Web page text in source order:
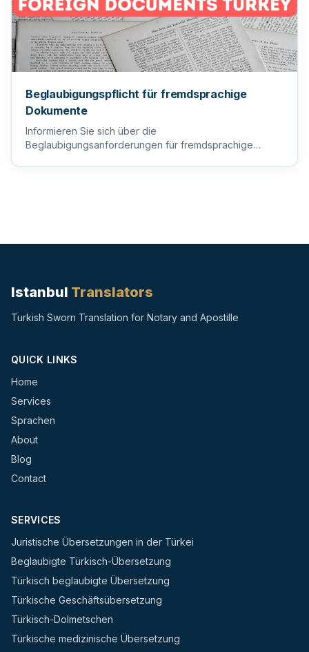
Beglaubigungspflicht für fremdsprachige
Dokumente
Informieren Sie sich über die
Beglaubigungsanforderungen für fremdsprachige
Istanbul Translators
Turkish Sworn Translation for Notary and Apostille
QUICK LINKS
Home
Services
Sprachen
About
Blog
Contact
SERVICES
Juristische Übersetzungen in der Türkei
Beglaubigte Türkisch-Übersetzung
Türkisch beglaubigte Übersetzung
Türkische Geschäftsübersetzung
Türkisch-Dolmetschen
Türkische medizinische Übersetzung